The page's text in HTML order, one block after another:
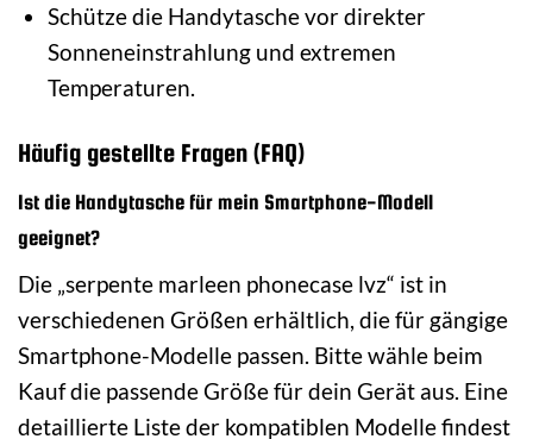
Schütze die Handytasche vor direkter
Sonneneinstrahlung und extremen
Temperaturen.
Häufig gestellte Fragen (FAQ)
Ist die Handytasche für mein Smartphone-Modell
geeignet?
Die „serpente marleen phonecase lvz“ ist in
verschiedenen Größen erhältlich, die für gängige
Smartphone-Modelle passen. Bitte wähle beim
Kauf die passende Größe für dein Gerät aus. Eine
detaillierte Liste der kompatiblen Modelle findest